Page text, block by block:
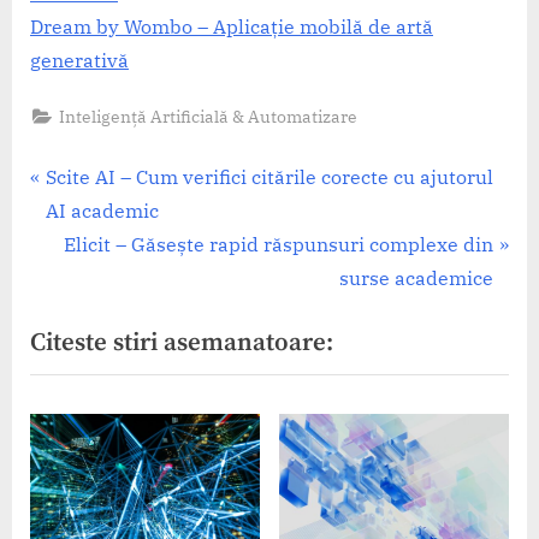
Dream by Wombo – Aplicație mobilă de artă
generativă
Inteligență Artificială & Automatizare
Navigare
P
r
o
u
s
P
o
s
Scite AI – Cum verifici citările corecte cu ajutorul
AI academic
N
t
P
o
s
t
:
Elicit – Găsește rapid răspunsuri complexe din
surse academice
Citeste stiri asemanatoare: